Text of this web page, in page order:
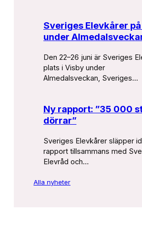
Sveriges Elevkårer
under
Den 22–26 juni är Sveriges
plats i Visby under
Almedalsveckan, Sveriges…
Ny rapport: ”35 000
dörrar”
Sveriges Elevkårer släpper
rapport tillsammans med
Elevråd och…
Alla nyheter